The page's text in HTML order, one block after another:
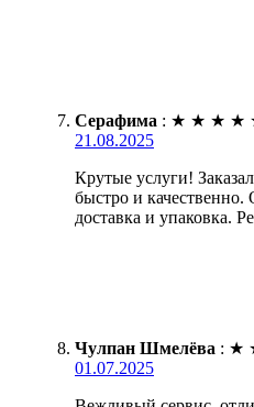
Серафима : ★ ★ ★ ★
21.08.2025
Крутые услуги!
быстро и качественно.
доставка и упаковка.
Чулпан Шмелёва : ★
01.07.2025